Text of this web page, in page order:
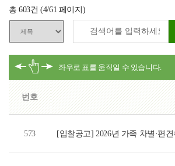
총603건 (4/61 페이지)
번호
573 [입찰공고] 2026년 가족 차별·편